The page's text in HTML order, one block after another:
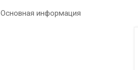
Основная информация